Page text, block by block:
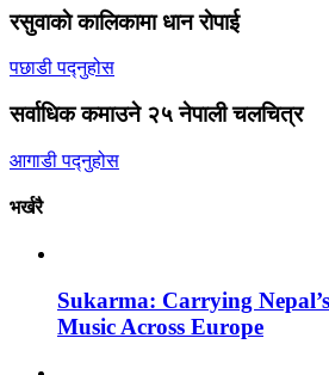
रसुवाकाे कालिकामा धान राेपाई
पछाडी पद्नुहोस
सर्वाधिक कमाउने २५ नेपाली चलचित्र
आगाडी पद्नुहोस
भर्खरै
Sukarma: Carrying
Music Across Europe